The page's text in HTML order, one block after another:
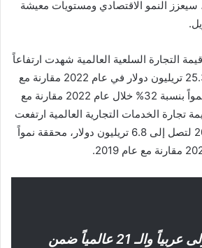
سيعزز النمو الاقتصادي ومستويات معيشة
التجارة السلعية العالمية شهدت ارتفاعاً
بنسبة 12% لتصل إلى 25.3 تريليون دولار في عام 2022 مقارنة مع
عام 2021، كما حققت نمواً بنسبة 32% خلال عام 2022 مقارنة مع
قيمة تجارة الخدمات التجارية العالمية ارتفعت
بنسبة 15٪ في عام 2022 لتصل إلى 6.8 تريليون دولار، محققة نمواً
الإمارات الأولى عربياً والـ 21 عالمياً ضمن